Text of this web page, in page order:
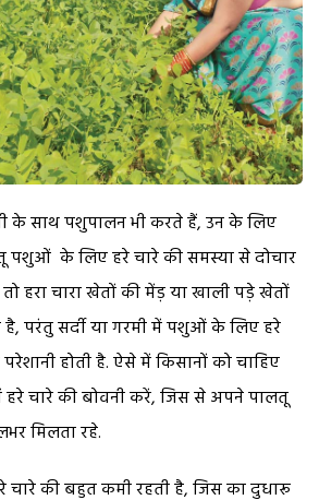
के साथ पशुपालन भी करते हैं, उन के लिए
के लिए हरे चारे की समस्या से दोचार
हरा चारा खेतों की मेंड़ या खाली पड़े खेतों
परंतु सर्दी या गरमी में पशुओं के लिए हरे
होती है. ऐसे में किसानों को चाहिए
चारे की बोवनी करें, जिस से अपने पालतू
मिलता रहे.
की बहुत कमी रहती है, जिस का दुधारू